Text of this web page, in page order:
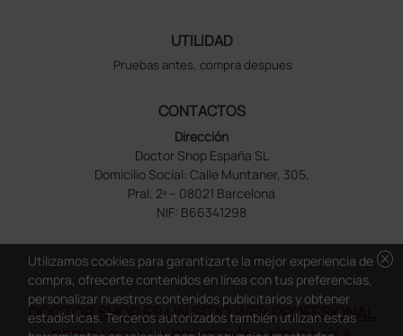
UTILIDAD
Pruebas antes, compra despues
CONTACTOS
Dirección
Doctor Shop España SL
Domicilio Social: Calle Muntaner, 305,
Pral. 2ª – 08021 Barcelona
NIF: B66341298
DOCTOR SHOP ES UN SITIO WEB PROFESIONAL
cancel
Utilizamos cookies para garantizarte la mejor experiencia de
compra, ofrecerte contenidos en línea con tus preferencias,
personalizar nuestros contenidos publicitarios y obtener
estadísticas. Terceros autorizados también utilizan estas